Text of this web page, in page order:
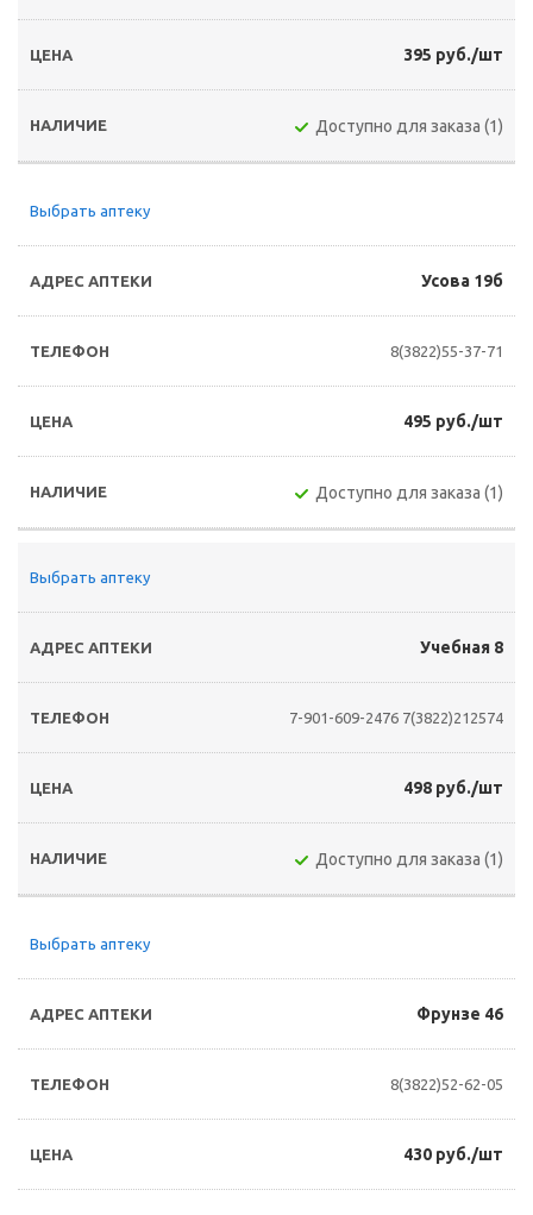
395 руб./шт
Доступно для заказа (1)
Выбрать аптеку
Усова 19б
8(3822)55-37-71
495 руб./шт
Доступно для заказа (1)
Выбрать аптеку
Учебная 8
7-901-609-2476 7(3822)212574
498 руб./шт
Доступно для заказа (1)
Выбрать аптеку
Фрунзе 46
8(3822)52-62-05
430 руб./шт